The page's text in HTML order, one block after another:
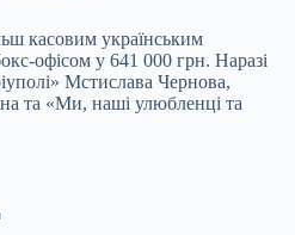
касовим українським
офісом у 641 000 грн. Наразі
Мстислава Чернова,
та «Ми, наші улюбленці та